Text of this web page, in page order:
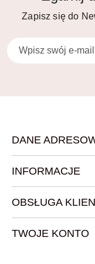
Zapisz się do
DANE
INFORMACJE
OBSŁUGA
TWOJE KONTO